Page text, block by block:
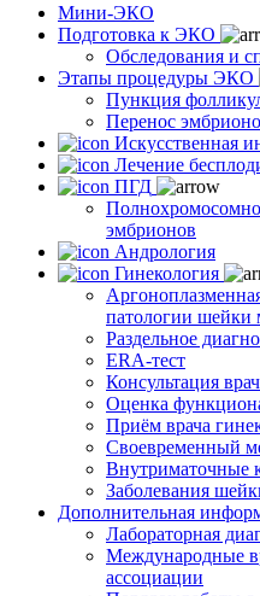
Мини-ЭКО
Подготовка к ЭКО
Обследования и
Этапы процедуры ЭКО
Пункция
Перенос
Искусственная
Лечение
ПГД
эмбрионов
Андрология
Гинекология
патологии шейки
Раздельное
ERA-тест
Консультация
Оценка
Приём врача
Своевременный
Внутриматочные
Заболевания
Дополнительная
Лабораторная
Международные
ассоциации